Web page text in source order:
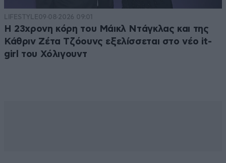
LIFESTYLE09·08·2026 09:01
Η 23χρονη κόρη τoυ Μάικλ Ντάγκλας και της
Κάθριν Ζέτα Τζόουνς εξελίσσεται στο νέο it-
girl του Χόλιγουντ